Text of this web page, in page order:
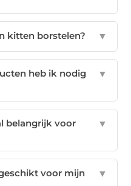
kitten borstelen? ▼
heb ik nodig
▼
belangrijk voor
▼
voor mijn
▼